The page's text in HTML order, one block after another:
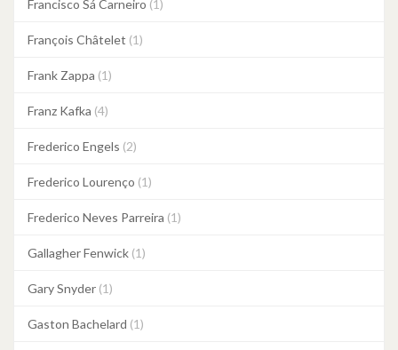
Francisco Sá Carneiro (1)
François Châtelet (1)
Frank Zappa (1)
Franz Kafka (4)
Frederico Engels (2)
Frederico Lourenço (1)
Frederico Neves Parreira (1)
Gallagher Fenwick (1)
Gary Snyder (1)
Gaston Bachelard (1)